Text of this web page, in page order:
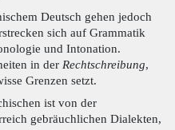
Deutsch gehen jedoch
sich auf Grammatik
und Intonation.
in der Rechtschreibung,
Grenzen setzt.
ist von der
gebräuchlichen Dialekten,